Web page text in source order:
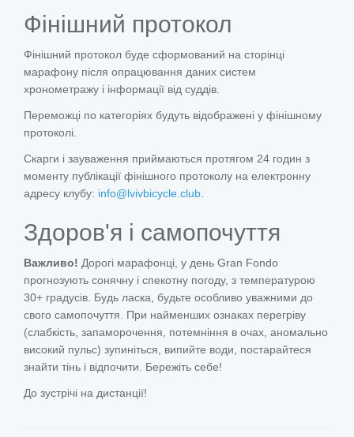
Фінішний протокол
Фінішний протокол буде сформований на сторінці
марафону після опрацювання даних систем
хронометражу і інформації від суддів.
Переможці по категоріях будуть відображені у фінішному
протоколі.
Скарги і зауваження приймаються протягом 24 годин з
моменту публікації фінішного протоколу на електронну
адресу клубу: info@lvivbicycle.club
Здоров'я і самопочуття
Важливо! Дорогі марафонці, у день Gran Fondo
прогнозують сонячну і спекотну погоду, з температурою
30+ градусів. Будь ласка, будьте особливо уважними до
свого самопочуття. При найменших ознаках перегріву
(слабкість, запаморочення, потемніння в очах, аномально
високий пульс) зупиніться, випийте води, постарайтеся
знайти тінь і відпочити. Бережіть себе!
До зустрічі на дистанції!